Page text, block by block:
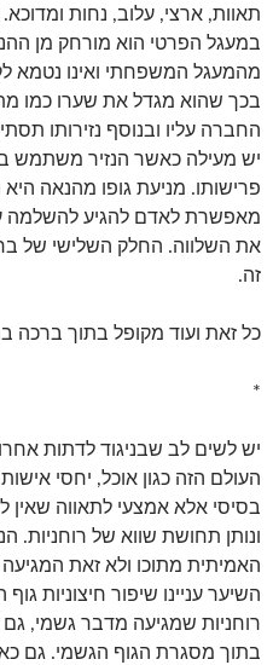
תאוות, ארצי, עלוב, נחות
במעגל הפרטי הוא מורחק מן
מהמעגל המשפחתי ואינו נטמא
בכך שהוא מגדל את שערו כמו
החברה עליו ובנוסף נזירותו
יש מעילה כאשר הנזיר משתמש
פרישותו. מניעת גופו מהנאה
מאפשרת לאדם להגיע להשלמה
את השלווה. החלק השלישי של
זה.
כל זאת ועוד מקופל בתוך ברכה בת 15
*
יש לשים לב שבניגוד לדתות
העולם הזה כגון אוכל, יחסי אישות
בסיסי אלא אמצעי לתאווה שאין
ונותן תחושת שווא של רוחניות.
האמיתית מתוכו ולא זאת המגיעה
השיער עניינו שיפור חיצוניות
רוחניות שמגיעה מדבר גשמי, גם
בתוך מסגרת הגוף הגשמי. גם